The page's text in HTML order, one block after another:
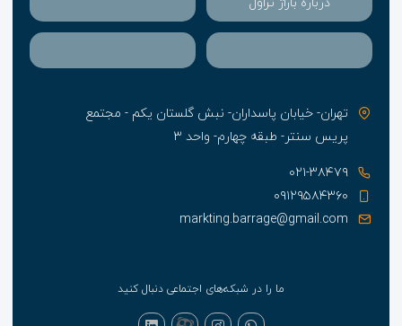
تهران- خیابان پاسداران- نبش گلستان یکم - مجتمع
پریس سنتر- طبقه چهارم- واحد ۳
۰۲۱-۳۸۴۷۹
۰۹۱۲۹۵۸۴۳۶۰
markting.barrage@gmail.com
ما را در شبکه‌های اجتماعی دنبال کنید